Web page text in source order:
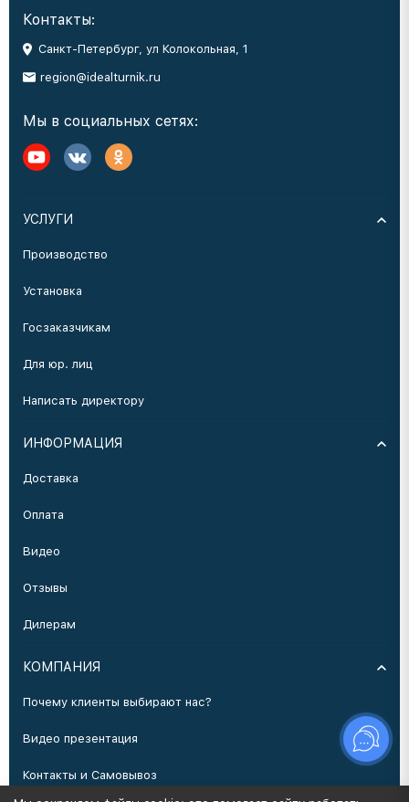
Контакты:
Санкт-Петербург, ул Колокольная, 1
region@idealturnik.ru
Мы в социальных сетях:
УСЛУГИ
Производство
Установка
Госзаказчикам
Для юр. лиц
Написать директору
ИНФОРМАЦИЯ
Доставка
Оплата
Видео
Отзывы
Дилерам
КОМПАНИЯ
Почему клиенты выбирают нас?
Видео презентация
Контакты и Самовывоз